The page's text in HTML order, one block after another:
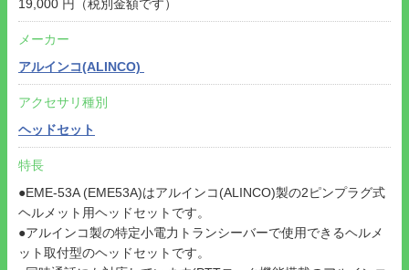
19,000 円（税別金額です）
メーカー
アルインコ(ALINCO)
アクセサリ種別
ヘッドセット
特長
●EME-53A (EME53A)はアルインコ(ALINCO)製の2ピンプラグ式
ヘルメット用ヘッドセットです。
●アルインコ製の特定小電力トランシーバーで使用できるヘルメ
ット取付型のヘッドセットです。